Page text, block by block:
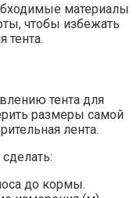
материалы
чтобы избежать
тента.
тента для
размеры самой
лента.
до кормы.